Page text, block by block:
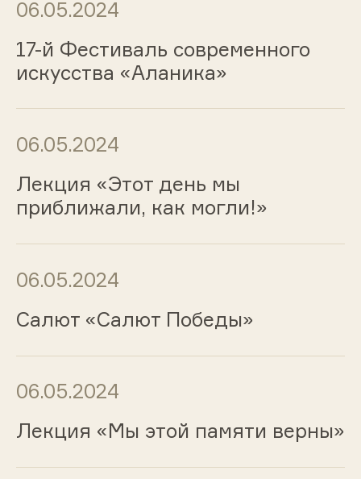
06.05.2024
17-й Фестиваль современного
искусства «Аланика»
06.05.2024
Лекция «Этот день мы
приближали, как могли!»
06.05.2024
Салют «Салют Победы»
06.05.2024
Лекция «Мы этой памяти верны»